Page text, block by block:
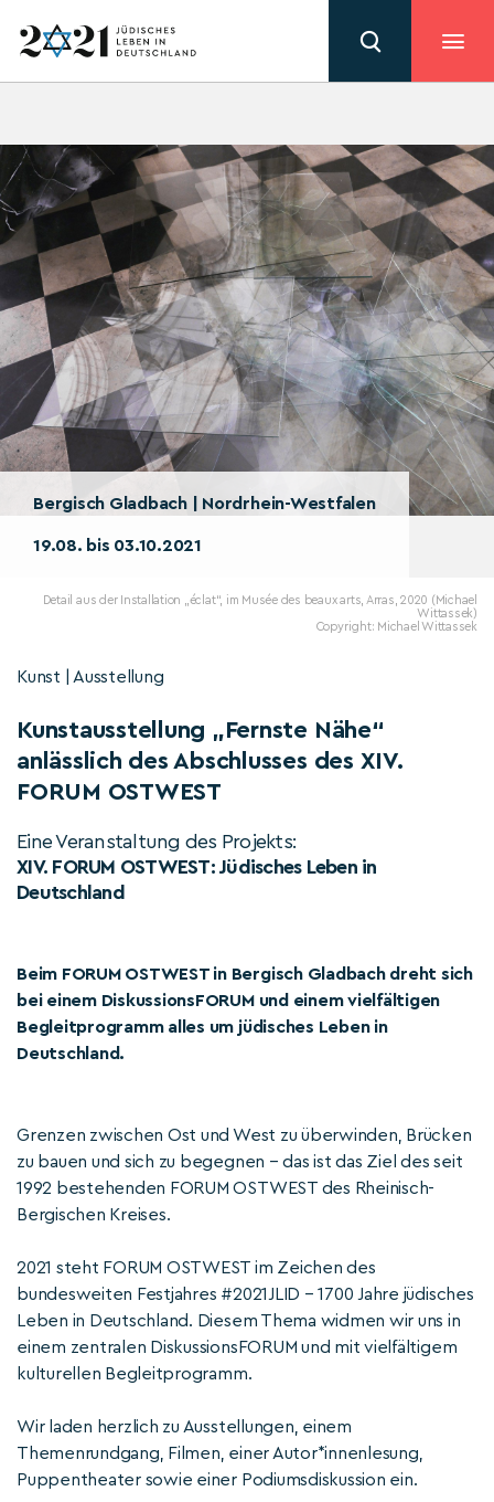
Bergisch Gladbach | Nordrhein-Westfalen
19.08. bis 03.10.2021
Detail aus der Installation „éclat“, im Musée des beaux arts, Arras, 2020 (Michael
Wittassek)
Copyright: Michael Wittassek
Kunst | Ausstellung
Kunstausstellung „Fernste Nähe“
anlässlich des Abschlusses des XIV.
FORUM OSTWEST
Eine Veranstaltung des Projekts:
XIV. FORUM OSTWEST: Jüdisches Leben in
Deutschland
Beim FORUM OSTWEST in Bergisch Gladbach dreht sich
bei einem DiskussionsFORUM und einem vielfältigen
Begleitprogramm alles um jüdisches Leben in
Deutschland.
Grenzen zwischen Ost und West zu überwinden, Brücken
zu bauen und sich zu begegnen – das ist das Ziel des seit
1992 bestehenden FORUM OSTWEST des Rheinisch-
Bergischen Kreises.
2021 steht FORUM OSTWEST im Zeichen des
bundesweiten Festjahres #2021JLID – 1700 Jahre jüdisches
Leben in Deutschland. Diesem Thema widmen wir uns in
einem zentralen DiskussionsFORUM und mit vielfältigem
kulturellen Begleitprogramm.
Wir laden herzlich zu Ausstellungen, einem
Themenrundgang, Filmen, einer Autor*innenlesung,
Puppentheater sowie einer Podiumsdiskussion ein.